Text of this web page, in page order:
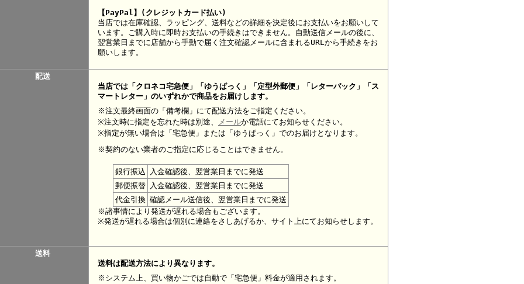
【PayPal】(クレジットカード払い)
当店では在庫確認、ラッピング、送料などの詳細を決定後にお支払いをお願いして
います。ご購入時に即時お支払いの手続きはできません。自動送信メールの後に、
翌営業日までに店舗から手動で届く注文確認メールに含まれるURLから手続きをお
願いします。
配送
当店では「クロネコ宅急便」「ゆうぱっく」「定型外郵便」「レターパック」「ス
マートレター」のいずれかで商品をお届けします。
※注文最終画面の「備考欄」にて配送方法をご指定ください。
※注文時に指定を忘れた時は別途、
メールか電話にてお知らせください。
※指定が無い場合は「宅急便」または「ゆうぱっく」でのお届けとなります。
※契約のない業者のご指定に応じることはできません。
銀行振込
入金確認後、翌営業日までに発送
郵便振替
入金確認後、翌営業日までに発送
代金引換 確認メール送信後、翌営業日までに発送
※諸事情により発送が遅れる場合もございます。
※発送が遅れる場合は個別に連絡をさしあげるか、サイト上にてお知らせします。
送料
送料は配送方法により異なります。
※システム上、買い物かごでは自動で「宅急便」料金が適用されます。